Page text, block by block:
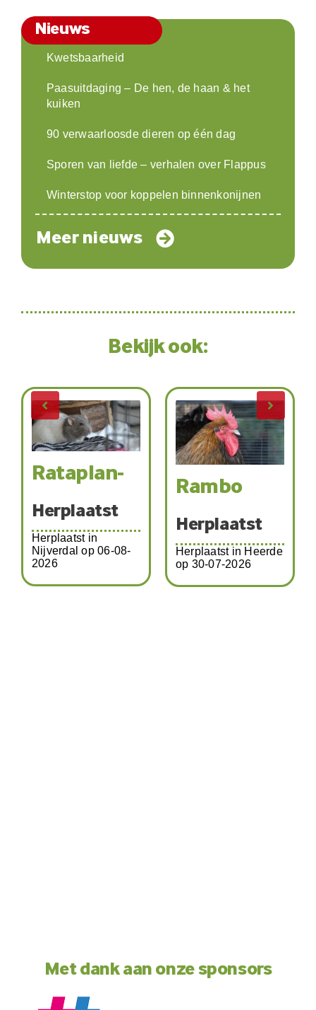
Nieuws
Kwetsbaarheid
Paasuitdaging – De hen, de haan & het
kuiken
90 verwaarloosde dieren op één dag
Sporen van liefde – verhalen over Flappus
Winterstop voor koppelen binnenkonijnen
Meer nieuws
Bekijk ook:
Rambo
Herplaatst
Herplaatst in Heerde
op 30-07-2026
Katja-
Herplaatst
Herplaatst in Zwolle
op 01-08-2026
Met dank aan onze sponsors